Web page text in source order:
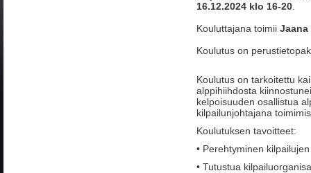
16.12.2024 klo 16-20
Kouluttajana toimii Jaana
Koulutus on
Koulutus on tarkoitettu
alppihiihdosta
kelpoisuuden osallistua
kilpailunjohtajana
Koulutuksen tavoitteet:
• Perehtyminen
• Tutustua